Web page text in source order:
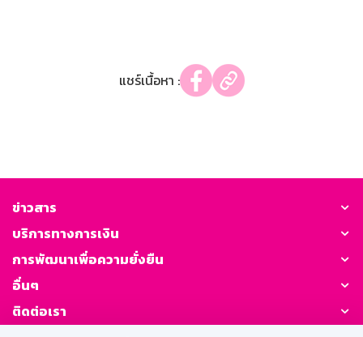
แชร์เนื้อหา :
ข่าวสาร
บริการทางการเงิน
การพัฒนาเพื่อความยั่งยืน
อื่นๆ
ติดต่อเรา